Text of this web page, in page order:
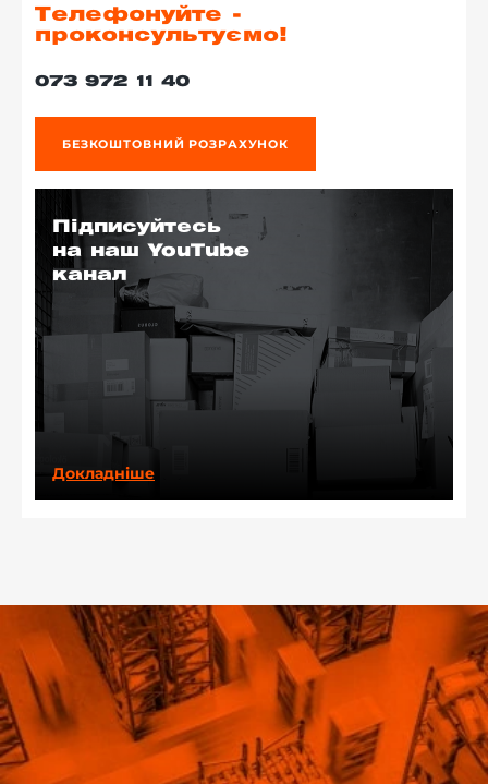
Телефонуйте -
проконсультуємо!
073 972 11 40
БЕЗКОШТОВНИЙ РОЗРАХУНОК
Підписуйтесь
на наш YouTube
канал
Докладніше